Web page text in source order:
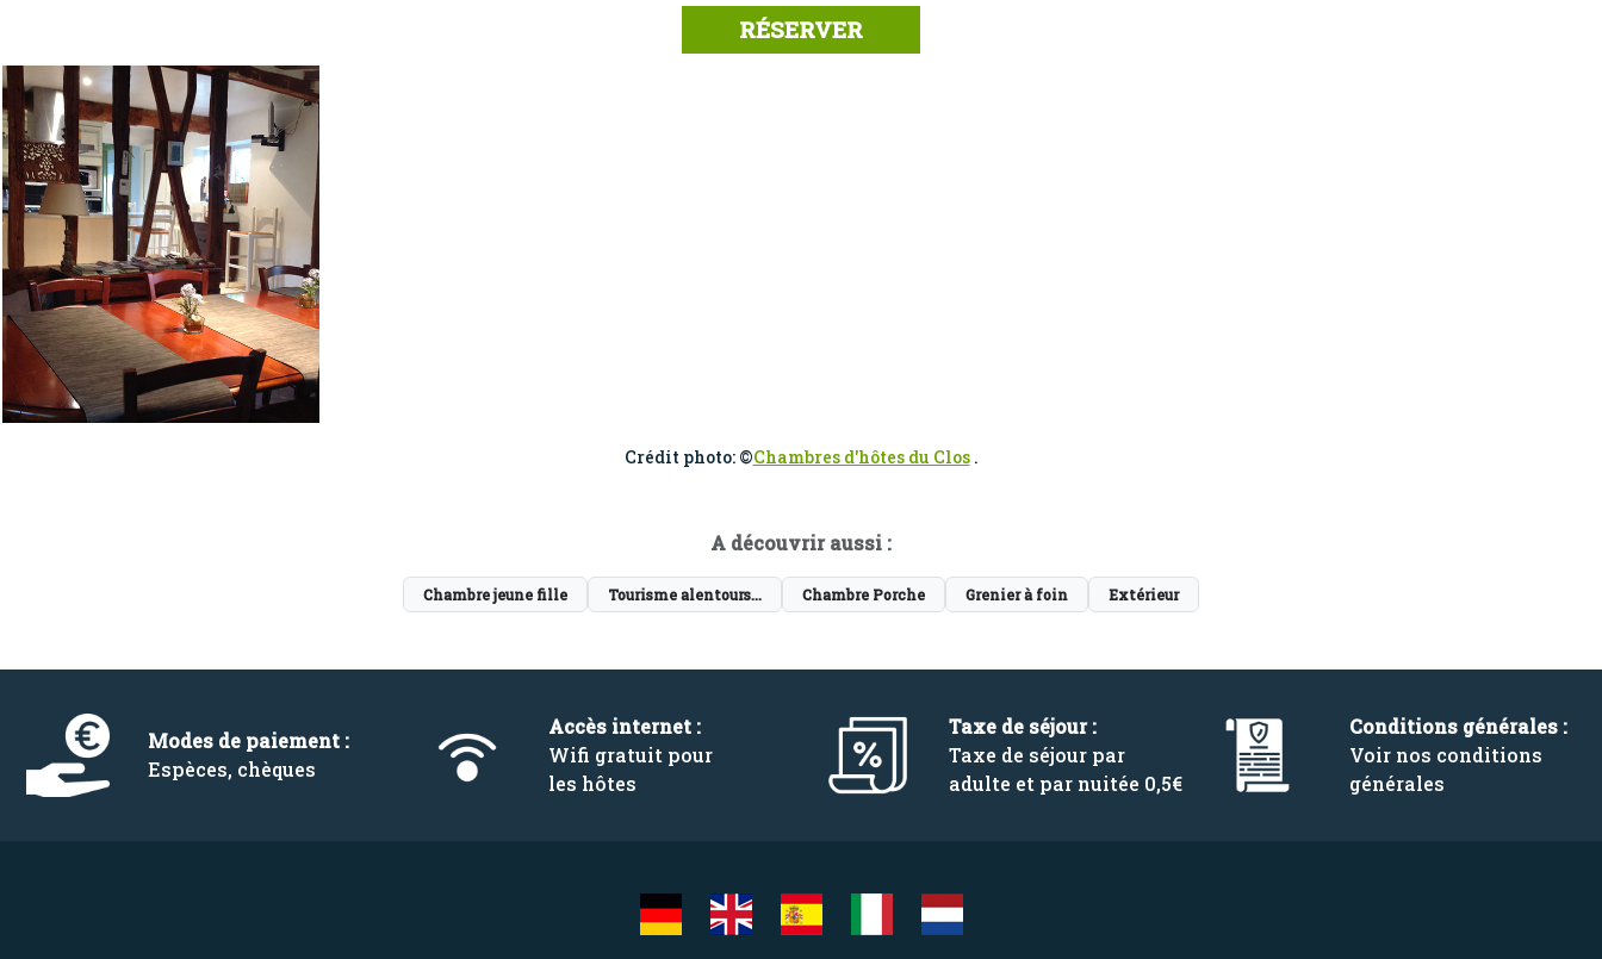
RÉSERVER
Crédit photo: ©Chambres d'hôtes du Clos.
A découvrir aussi :
Chambre jeune fille Tourisme alentours... Chambre Porche Grenier à foin Extérieur
Modes de paiement :
Espèces, chèques
Accès internet :
Wifi gratuit pour
les hôtes
Taxe de séjour :
Taxe de séjour par
adulte et par nuitée 0,5€
Conditions générales :
Voir nos conditions
générales